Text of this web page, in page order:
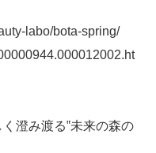
labo/bota-spring/
み渡る‟未来の森の